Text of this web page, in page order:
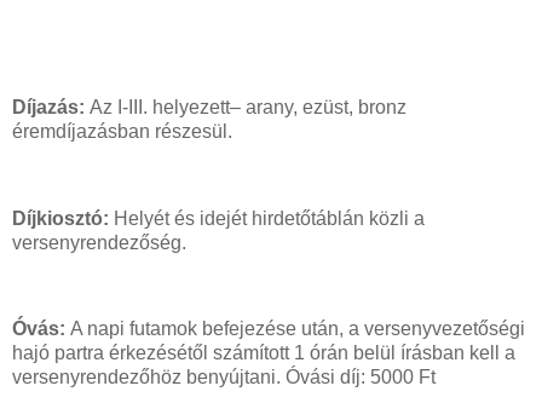
Díjazás: Az I-III. helyezett– arany, ezüst, bronz
éremdíjazásban részesül.
Díjkiosztó: Helyét és idejét hirdetőtáblán közli a
versenyrendezőség.
Óvás: A napi futamok befejezése után, a versenyvezetőségi
hajó partra érkezésétől számított 1 órán belül írásban kell a
versenyrendezőhöz benyújtani. Óvási díj: 5000 Ft